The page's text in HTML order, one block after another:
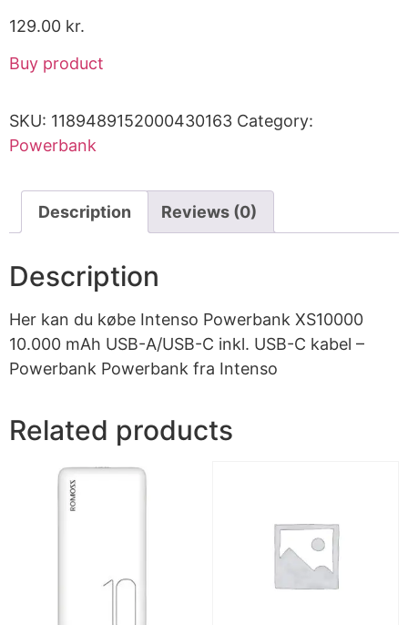
129.00 kr.
Buy product
SKU: 1189489152000430163 Category:
Powerbank
Description Reviews (0)
Description
Her kan du købe Intenso Powerbank XS10000
10.000 mAh USB-A/USB-C inkl. USB-C kabel –
Powerbank Powerbank fra Intenso
Related products